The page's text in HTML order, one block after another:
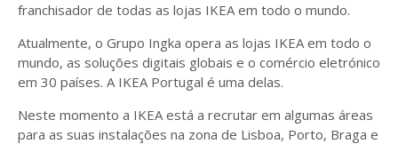
franchisador de todas as lojas IKEA em todo o mundo.
Atualmente, o Grupo Ingka opera as lojas IKEA em todo o
mundo, as soluções digitais globais e o comércio eletrónico
em 30 países. A IKEA Portugal é uma delas.
Neste momento a IKEA está a recrutar em algumas áreas
para as suas instalações na zona de Lisboa, Porto, Braga e